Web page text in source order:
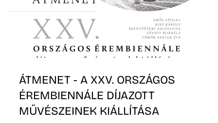
ÁTMENET - A XXV. ORSZÁGOS
ÉREMBIENNÁLE DÍJAZOTT
MŰVÉSZEINEK KIÁLLÍTÁSA